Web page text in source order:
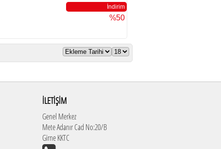
İndirim
%50
İLETİŞİM
Genel Merkez
Mete Adanır Cad No:20/B
Girne KKTC